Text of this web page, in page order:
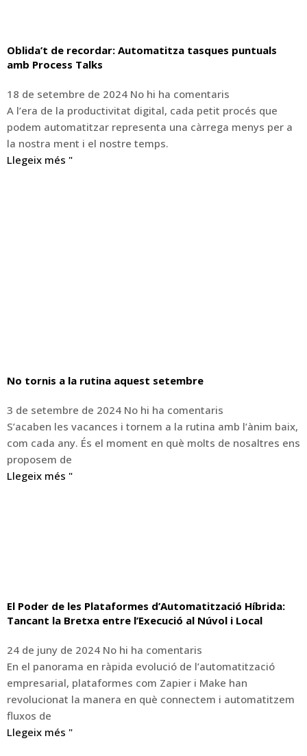
Oblida’t de recordar: Automatitza tasques puntuals
amb Process Talks
18 de setembre de 2024 No hi ha comentaris
A l’era de la productivitat digital, cada petit procés que
podem automatitzar representa una càrrega menys per a
la nostra ment i el nostre temps.
Llegeix més "
No tornis a la rutina aquest setembre
3 de setembre de 2024 No hi ha comentaris
S’acaben les vacances i tornem a la rutina amb l’ànim baix,
com cada any. És el moment en què molts de nosaltres ens
proposem de
Llegeix més "
El Poder de les Plataformes d’Automatització Híbrida:
Tancant la Bretxa entre l’Execució al Núvol i Local
24 de juny de 2024 No hi ha comentaris
En el panorama en ràpida evolució de l’automatització
empresarial, plataformes com Zapier i Make han
revolucionat la manera en què connectem i automatitzem
fluxos de
Llegeix més "